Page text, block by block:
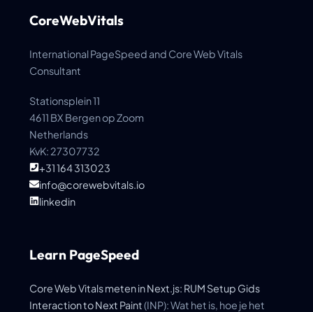
CoreWebVitals
International PageSpeed and Core Web Vitals
Consultant
Stationsplein 11
4611 BX Bergen op Zoom
Netherlands
KvK: 27307732
+31 164 313023
info@corewebvitals.io
linkedin
Learn PageSpeed
Core Web Vitals meten in Next.js: RUM Setup Gids
Interaction to Next Paint(INP): Wat het is, hoe je het